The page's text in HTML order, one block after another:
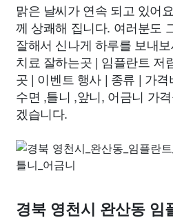
맑은 날씨가 연속 되고 있어
께 상쾌해 집니다. 여러분도
잘해서 신나게 하루를 보내
치료 잘하는곳 | 임플란트 저
곳 | 이벤트 행사 | 종류 | 가
수면 ,틀니 ,앞니, 어금니 가
겠습니다.
경북 영천시 완산동 임